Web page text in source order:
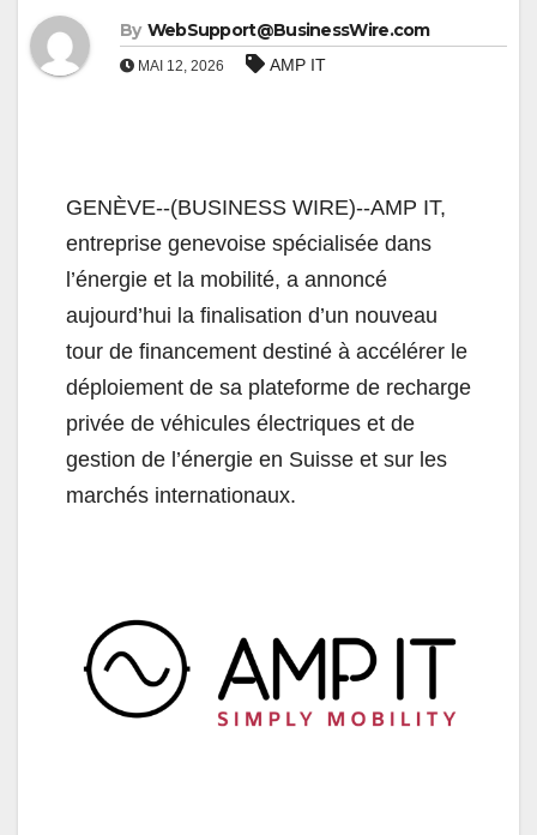
By WebSupport@BusinessWire.com
MAI 12, 2026 AMP IT
GENÈVE--(BUSINESS WIRE)--AMP IT,
entreprise genevoise spécialisée dans
l’énergie et la mobilité, a annoncé
aujourd’hui la finalisation d’un nouveau
tour de financement destiné à accélérer le
déploiement de sa plateforme de recharge
privée de véhicules électriques et de
gestion de l’énergie en Suisse et sur les
marchés internationaux.